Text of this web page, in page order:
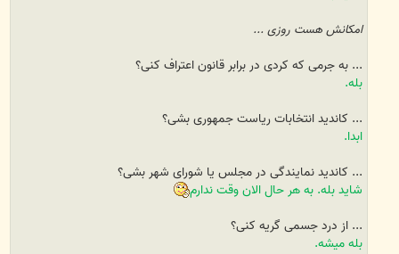
امکانش هست روزی ...
... به جرمی که کردی در برابر قانون اعتراف کنی؟
بله.
... کاندید انتخابات ریاست جمهوری بشی؟
ابدا.
... کاندید نمایندگی در مجلس یا شورای شهر بشی؟
شاید بله. به هر حال الان وقت ندارم
... از درد جسمی گریه کنی؟
بله میشه.